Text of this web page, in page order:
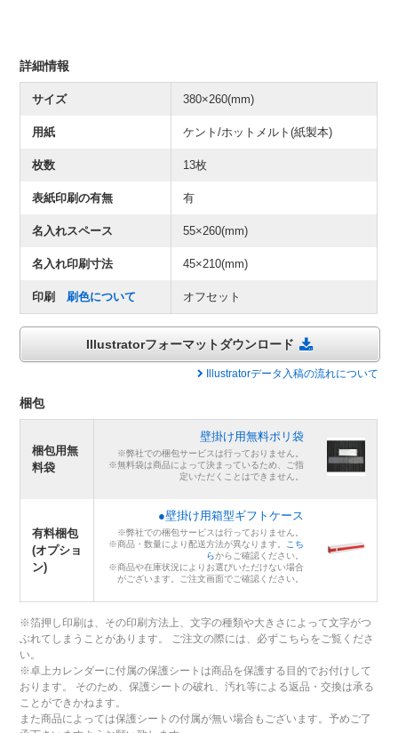
詳細情報
サイズ 380×260(mm)
用紙 ケント/ホットメルト(紙製本)
枚数 13枚
表紙印刷の有無 有
名入れスペース 55×260(mm)
名入れ印刷寸法 45×210(mm)
印刷刷色について オフセット
Illustratorフォーマットダウンロード
Illustratorデータ入稿の流れについて
梱包
梱包用無
料袋
壁掛け用無料ポリ袋
※弊社での梱包サービスは行っておりません。
※無料袋は商品によって決まっているため、ご指
定いただくことはできません。
有料梱包
(オプショ
ン)
●壁掛け用箱型ギフトケース
※弊社での梱包サービスは行っておりません。
※商品・数量により配送方法が異なります。 こち
らからご確認ください。
※商品や在庫状況によりお選びいただけない場合
がございます。ご注文画面でご確認ください。
※箔押し印刷は、その印刷方法上、文字の種類や大きさによって文字がつ
ぶれてしまうことがあります。 ご注文の際には、必ずこちらをご覧くださ
い。
※卓上カレンダーに付属の保護シートは商品を保護する目的でお付けして
おります。 そのため、保護シートの破れ、汚れ等による返品・交換は承る
ことができかねます。
また商品によっては保護シートの付属が無い場合もございます。予めご了